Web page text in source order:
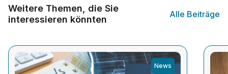
Weitere Themen, die Sie
interessieren könnten
Alle Beiträge
News